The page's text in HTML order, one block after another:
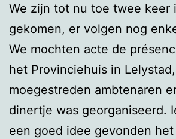
We zijn tot nu toe twee keer
gekomen, er volgen nog
We mochten acte de
het Provinciehuis in
moegestreden ambtenaren
dinertje was georganiseerd.
een goed idee gevonden